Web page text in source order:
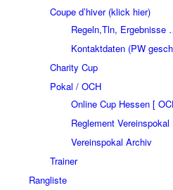
Coupe d’hiver (klick hier)
Regeln,Tln, Ergebnisse
Kontaktdaten (PW
Charity Cup
Pokal / OCH
Online Cup Hessen [
Reglement Vereinspokal
Vereinspokal Archiv
Trainer
Rangliste